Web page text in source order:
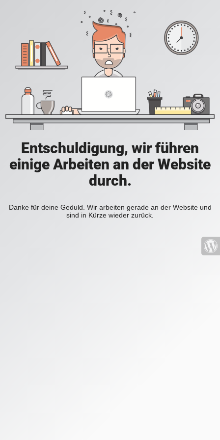
Entschuldigung, wir führen
einige Arbeiten an der Website
durch.
Danke für deine Geduld. Wir arbeiten gerade an der Website und
sind in Kürze wieder zurück.